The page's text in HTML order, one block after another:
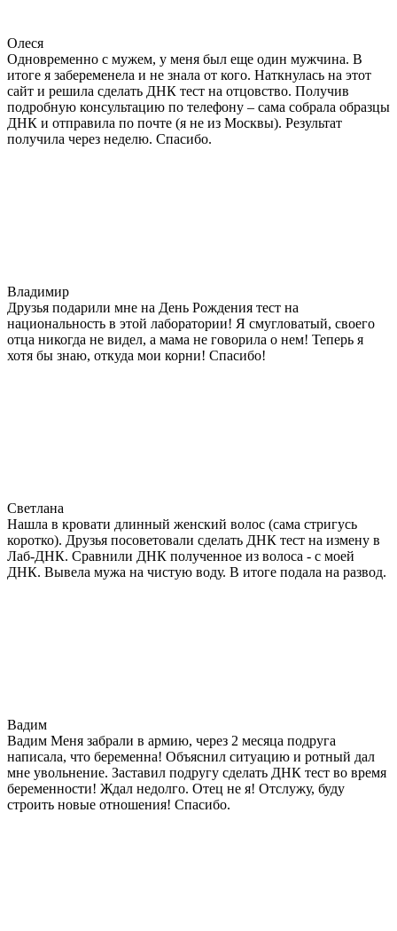
Олеся
Одновременно с мужем, у меня был еще один мужчина. В
итоге я забеременела и не знала от кого. Наткнулась на этот
сайт и решила сделать ДНК тест на отцовство. Получив
подробную консультацию по телефону – сама собрала образцы
ДНК и отправила по почте (я не из Москвы). Результат
получила через неделю. Спасибо.
Владимир
Друзья подарили мне на День Рождения тест на
национальность в этой лаборатории! Я смугловатый, своего
отца никогда не видел, а мама не говорила о нем! Теперь я
хотя бы знаю, откуда мои корни! Спасибо!
Светлана
Нашла в кровати длинный женский волос (сама стригусь
коротко). Друзья посоветовали сделать ДНК тест на измену в
Лаб-ДНК. Сравнили ДНК полученное из волоса - с моей
ДНК. Вывела мужа на чистую воду. В итоге подала на развод.
Вадим
Вадим Меня забрали в армию, через 2 месяца подруга
написала, что беременна! Объяснил ситуацию и ротный дал
мне увольнение. Заставил подругу сделать ДНК тест во время
беременности! Ждал недолго. Отец не я! Отслужу, буду
строить новые отношения! Спасибо.